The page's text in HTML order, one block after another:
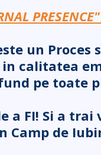
este un
calitatea
pe toate
a FI! Si a
Camp de